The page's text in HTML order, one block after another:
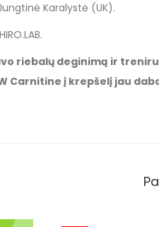
Karalystė (UK).
HIRO.LAB.
riebalų deginimą ir
Carnitine į krepšelį jau